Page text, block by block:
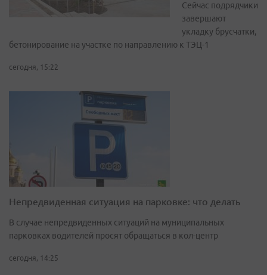
Сейчас подрядчики
завершают
укладку брусчатки,
бетонирование на участке по направлению к ТЭЦ-1
сегодня, 15:22
Непредвиденная ситуация на парковке: что делать
В случае непредвиденных ситуаций на муниципальных
парковках водителей просят обращаться в кол-центр
сегодня, 14:25